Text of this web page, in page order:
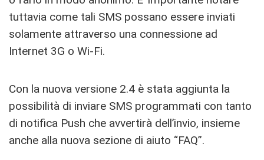
tuttavia come tali SMS possano essere inviati
solamente attraverso una connessione ad
Internet 3G o Wi-Fi.
Con la nuova versione 2.4 è stata aggiunta la
possibilità di inviare SMS programmati con tanto
di notifica Push che avvertirà dell’invio, insieme
anche alla nuova sezione di aiuto “FAQ”.